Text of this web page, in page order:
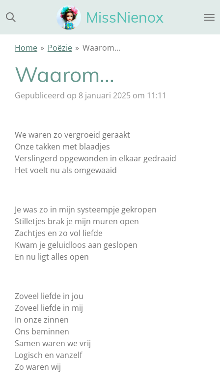
direct
naar
MissNienox
Home » Poëzie » Waarom...
Waarom...
Gepubliceerd op 8 januari 2025 om 11:11
We waren zo vergroeid geraakt
Onze takken met blaadjes
Verslingerd opgewonden in elkaar gedraaid
Het voelt nu als omgewaaid
Je was zo in mijn systeempje gekropen
Stilletjes brak je mijn muren open
Zachtjes en zo vol liefde
Kwam je geluidloos aan geslopen
En nu ligt alles open
Zoveel liefde in jou
Zoveel liefde in mij
In onze zinnen
Ons beminnen
Samen waren we vrij
Logisch en vanzelf
Zo waren wij